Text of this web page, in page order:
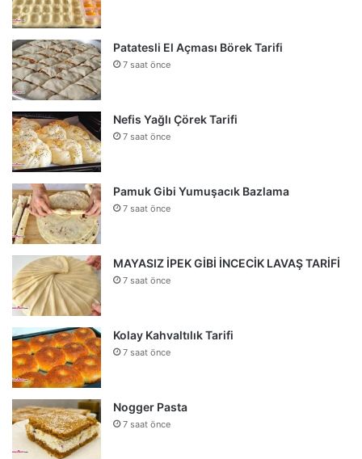
Patatesli El Açması Börek Tarifi
7 saat önce
Nefis Yağlı Çörek Tarifi
7 saat önce
Pamuk Gibi Yumuşacık Bazlama
7 saat önce
MAYASIZ İPEK GİBİ İNCECİK LAVAŞ TARİFİ
7 saat önce
Kolay Kahvaltılık Tarifi
7 saat önce
Nogger Pasta
7 saat önce